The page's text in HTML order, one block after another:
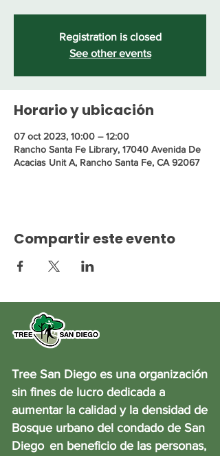
Registration is closed
See other events
Horario y ubicación
07 oct 2023, 10:00 – 12:00
Rancho Santa Fe Library, 17040 Avenida De
Acacias Unit A, Rancho Santa Fe, CA 92067
Compartir este evento
Tree San Diego es una organización
sin fines de lucro dedicada a
aumentar la calidad y la densidad de
Bosque urbano del condado de San
Diego en beneficio de las personas,